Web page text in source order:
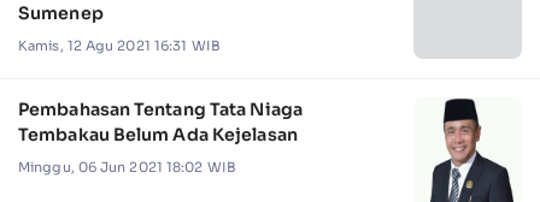
Sumenep
Kamis, 12 Agu 2021 16:31 WIB
Pembahasan Tentang Tata Niaga
Tembakau Belum Ada Kejelasan
Minggu, 06 Jun 2021 18:02 WIB